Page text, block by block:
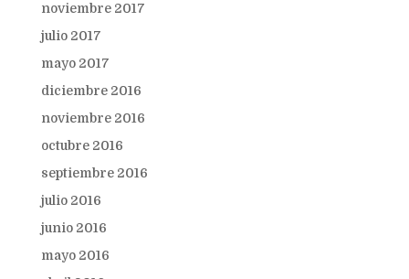
noviembre 2017
julio 2017
mayo 2017
diciembre 2016
noviembre 2016
octubre 2016
septiembre 2016
julio 2016
junio 2016
mayo 2016